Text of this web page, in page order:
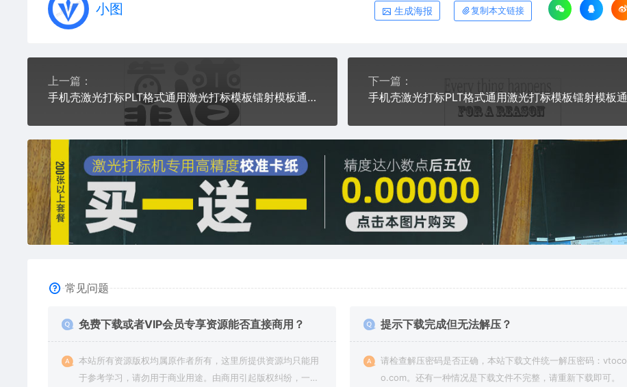
小图 生成海报 复制本文链接
上一篇：
手机壳激光打标PLT格式通用激光打标模板镭射模板通用激光打标图档文件05
下一篇：
常见问题
免费下载或者VIP会员专享资源能否直接商用？
本站所有资源版权均属原作者所有，这里所提供资源均只能用
于参考学习，请勿用于商业用途。由商用引起版权纠纷，一切
提示下载完成但无法解压？
请检查解压密码是否正确，本站下载文件统一解压密码：vtoco
o.com。还有一种情况是下载文件不完整，请重新下载即可。